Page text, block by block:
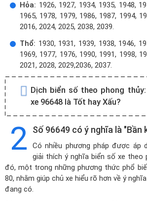
Hỏa: 1926, 1927, 1934, 1935, 1948,
1965, 1978, 1979, 1986, 1987, 1994,
2016, 2024, 2025, 2038, 2039.
Thổ: 1930, 1931, 1939, 1938, 1946,
1969, 1977, 1976, 1990, 1991, 1998,
2021, 2028, 2029,2036, 2037.
Dịch biển số theo phong thủy:
xe 96648 là Tốt hay Xấu?
2 Số 96649 có ý nghĩa là "Bần
Có nhiều phương pháp được áp
giải thích ý nghĩa biển số xe theo
đó, một trong những phương thức phổ
80, nhằm giúp chủ xe hiểu rõ hơn về ý
đang có.